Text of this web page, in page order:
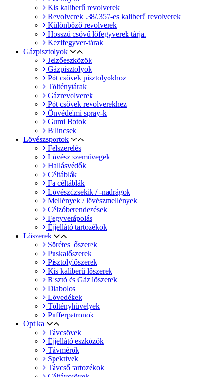
Kis kaliberű revolverek
Revolverek .38/.357-es kaliberű revolverek
Különböző revolverek
Hosszú csövű lőfegyverek tárjai
Kézifegyver-tárak
Gázpisztolyok
Jelzőeszközök
Gázpisztolyok
Pót csővek pisztolyokhoz
Tölténytárak
Gázrevolverek
Pót csővek revolverekhez
Önvédelmi spray-k
Gumi Botok
Bilincsek
Lövészsportok
Felszerelés
Lövész szemüvegek
Hallásvédők
Céltáblák
Fa céltáblák
Lövészdzsekik / -nadrágok
Mellények / lövészmellények
Célzóberendezések
Fegyverápolás
Éjjellátó tartozékok
Lőszerek
Sörétes lőszerek
Puskalőszerek
Pisztolylőszerek
Kis kaliberű lőszerek
Risztó és Gáz lőszerek
Diabolos
Lövedékek
Töltényhüvelyek
Pufferpatronok
Optika
Távcsövek
Éjjellátó eszközök
Távmérők
Spektivek
Távcső tartozékok